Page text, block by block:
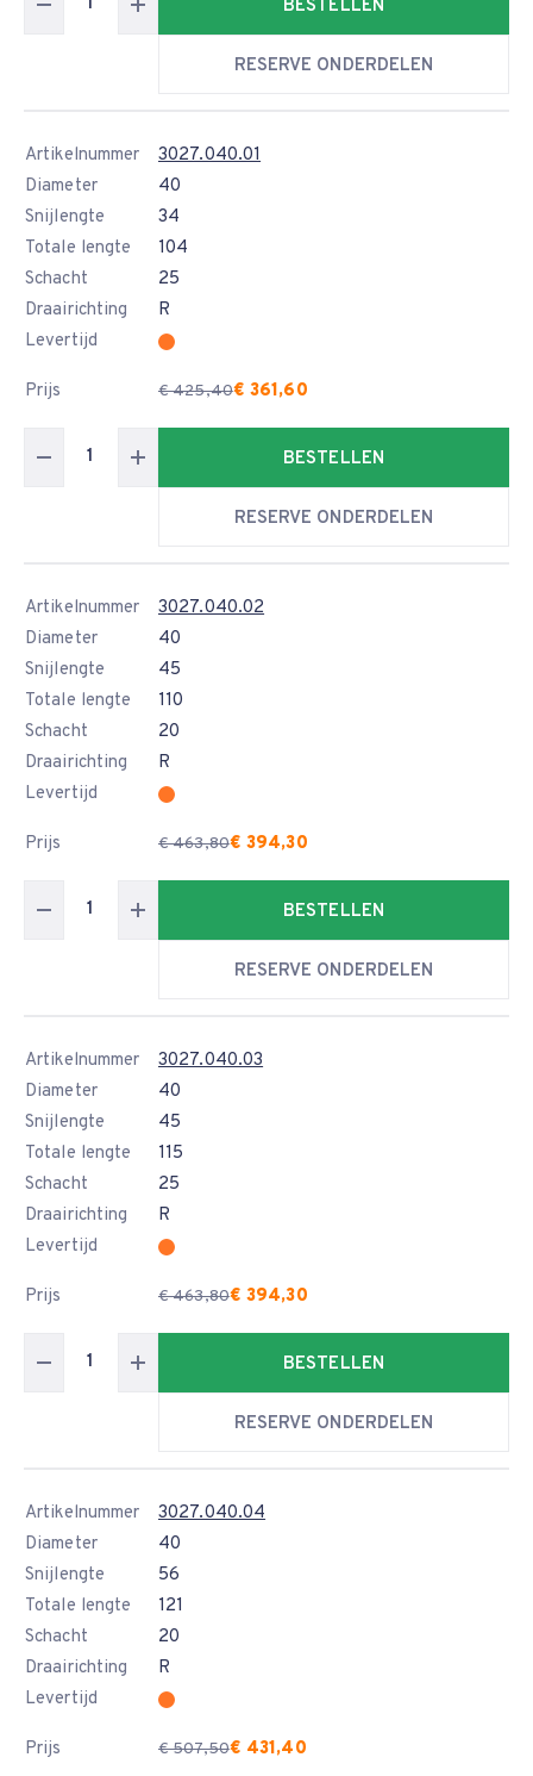
BESTELLEN
RESERVE ONDERDELEN
Artikelnummer
3027.040.01
Diameter
40
Snijlengte
34
Totale lengte
104
Schacht
25
Draairichting
R
Levertijd
Prijs € 425,40€ 361,60
BESTELLEN
RESERVE ONDERDELEN
Artikelnummer
3027.040.02
Diameter
40
Snijlengte
45
Totale lengte
110
Schacht
20
Draairichting
R
Levertijd
Prijs € 463,80€ 394,30
BESTELLEN
RESERVE ONDERDELEN
Artikelnummer
3027.040.03
Diameter
40
Snijlengte
45
Totale lengte
115
Schacht
25
Draairichting
R
Levertijd
Prijs € 463,80€ 394,30
BESTELLEN
RESERVE ONDERDELEN
Artikelnummer
3027.040.04
Diameter
40
Snijlengte
56
Totale lengte
121
Schacht
20
Draairichting
R
Levertijd
Prijs € 507,50€ 431,40